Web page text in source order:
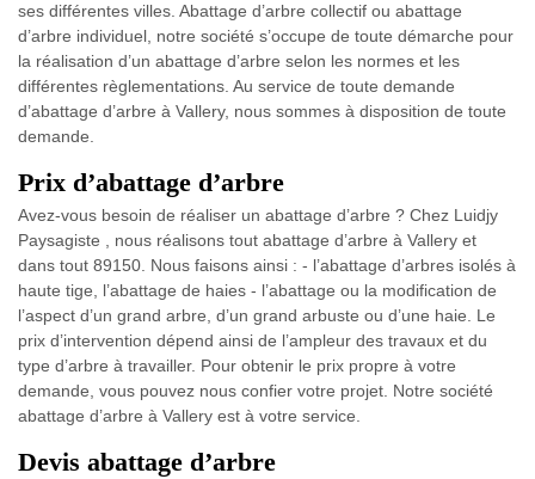
ses différentes villes. Abattage d’arbre collectif ou abattage
d’arbre individuel, notre société s’occupe de toute démarche pour
la réalisation d’un abattage d’arbre selon les normes et les
différentes règlementations. Au service de toute demande
d’abattage d’arbre à Vallery, nous sommes à disposition de toute
demande.
Prix d’abattage d’arbre
Avez-vous besoin de réaliser un abattage d’arbre ? Chez Luidjy
Paysagiste , nous réalisons tout abattage d’arbre à Vallery et
dans tout 89150. Nous faisons ainsi : - l’abattage d’arbres isolés à
haute tige, l’abattage de haies - l’abattage ou la modification de
l’aspect d’un grand arbre, d’un grand arbuste ou d’une haie. Le
prix d’intervention dépend ainsi de l’ampleur des travaux et du
type d’arbre à travailler. Pour obtenir le prix propre à votre
demande, vous pouvez nous confier votre projet. Notre société
abattage d’arbre à Vallery est à votre service.
Devis abattage d’arbre